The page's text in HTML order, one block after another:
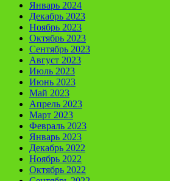
Январь 2024
Декабрь 2023
Ноябрь 2023
Октябрь 2023
Сентябрь 2023
Август 2023
Июль 2023
Июнь 2023
Май 2023
Апрель 2023
Март 2023
Февраль 2023
Январь 2023
Декабрь 2022
Ноябрь 2022
Октябрь 2022